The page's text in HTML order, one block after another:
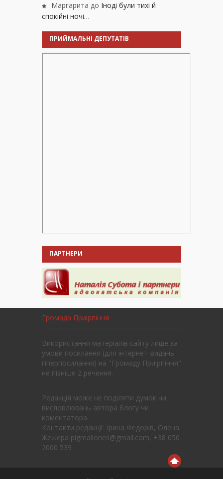
Маргарита до Іноді були тихі й
спокійні ночі…
ПРИЙМАЛЬНІ ДЕПУТАТІВ
ПАРТНЕРИ
Громада Приірпіння
Використання матеріалів сайту лише за
умови посилання (для інтернет-видань -
гіперпосилання) на "Громаду Приірпіння"
не пізніше 2 речення.
Редакція може не поділяти думок чи
висловлювань автора блогу чи
коментатора.
Контакти редакції: Ірина Федорів, Олена
Жежера pigmaliones@gmail.com, +38 050
2000 539